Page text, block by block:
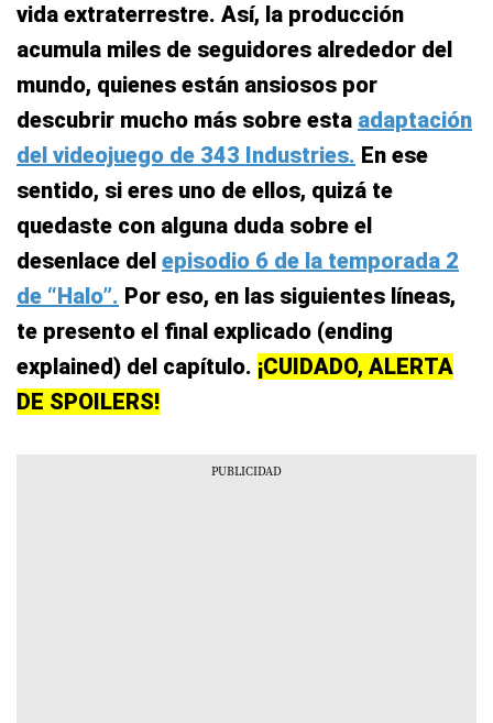
vida extraterrestre. Así, la producción
acumula miles de seguidores alrededor del
mundo, quienes están ansiosos por
descubrir mucho más sobre esta adaptación
del videojuego de 343 Industries. En ese
sentido, si eres uno de ellos, quizá te
quedaste con alguna duda sobre el
desenlace del episodio 6 de la temporada 2
de “Halo”. Por eso, en las siguientes líneas,
te presento el final explicado (ending
explained) del capítulo. ¡CUIDADO, ALERTA
DE SPOILERS!